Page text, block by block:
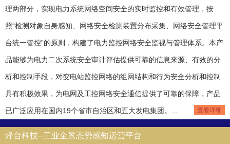
理两部分，实现电力系统网络空间安全的实时监控和有效管理，按
照“检测对象自身感知、网络安全检测装置分布采集、网络安全管理平
台统一管控”的原则，构建了电力监控网络安全监视与管理体系。本产
品能够为电力二次系统安全审计评估提供可靠的信息来源、有效的分
析和控制手段，对变电站监控网络的组网结构和行为安全分析和控制
具有积极效果，为电网及工控网络安全通信提供了可靠的保障，产品
已广泛应用在国内19个省市自治区和五大发电集团。... 查看详细
烽台科技--工业全景态势感知运营平台